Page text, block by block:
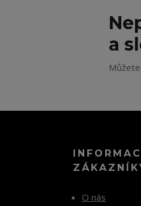
a
O nás